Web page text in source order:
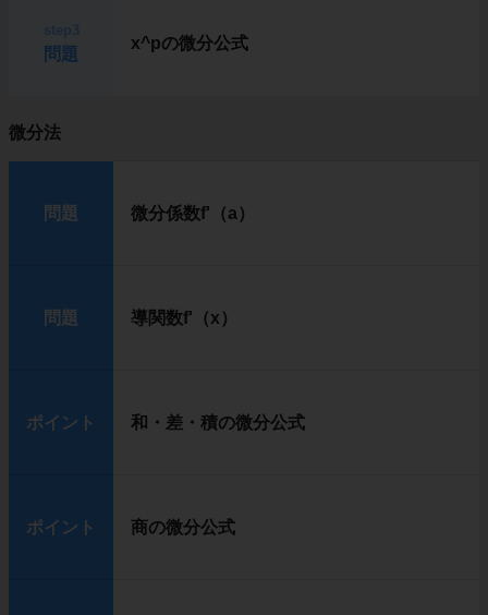
問題
x^pの微分公式
微分法
問題 微分係数f'（a）
問題 導関数f'（x）
ポイント 和・差・積の微分公式
ポイント 商の微分公式